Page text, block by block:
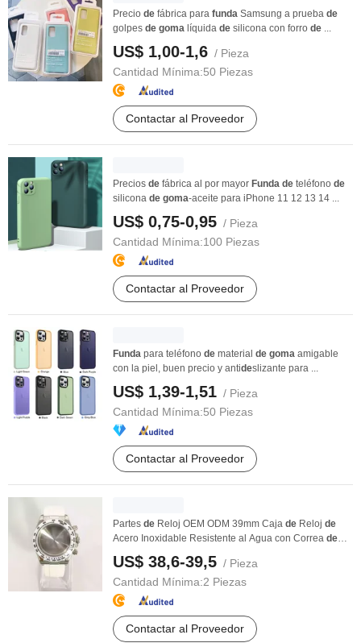
Precio de fábrica para funda Samsung a prueba de
golpes de goma líquida de silicona con forro de ...
US$ 1,00-1,6 / Pieza
Cantidad Mínima:50 Piezas
Contactar al Proveedor
Precios de fábrica al por mayor Funda de teléfono de
silicona de goma-aceite para iPhone 11 12 13 14 ...
US$ 0,75-0,95 / Pieza
Cantidad Mínima:100 Piezas
Contactar al Proveedor
Funda para teléfono de material de goma amigable
con la piel, buen precio y antideslizante para ...
US$ 1,39-1,51 / Pieza
Cantidad Mínima:50 Piezas
Contactar al Proveedor
Partes de Reloj OEM ODM 39mm Caja de Reloj de
Acero Inoxidable Resistente al Agua con Correa de
Goma
US$ 38,6-39,5 / Pieza
Cantidad Mínima:2 Piezas
Contactar al Proveedor